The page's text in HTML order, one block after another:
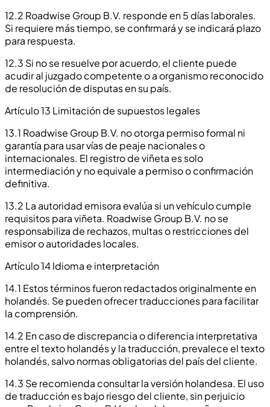
12.2 Roadwise Group B.V. responde en 5 días laborales.
Si requiere más tiempo, se confirmará y se indicará plazo
para respuesta.
12.3 Si no se resuelve por acuerdo, el cliente puede
acudir al juzgado competente o a organismo reconocido
de resolución de disputas en su país.
Artículo 13 Limitación de supuestos legales
13.1 Roadwise Group B.V. no otorga permiso formal ni
garantía para usar vías de peaje nacionales o
internacionales. El registro de viñeta es solo
intermediación y no equivale a permiso o confirmación
definitiva.
13.2 La autoridad emisora evalúa si un vehículo cumple
requisitos para viñeta. Roadwise Group B.V. no se
responsabiliza de rechazos, multas o restricciones del
emisor o autoridades locales.
Artículo 14 Idioma e interpretación
14.1 Estos términos fueron redactados originalmente en
holandés. Se pueden ofrecer traducciones para facilitar
la comprensión.
14.2 En caso de discrepancia o diferencia interpretativa
entre el texto holandés y la traducción, prevalece el texto
holandés, salvo normas obligatorias del país del cliente.
14.3 Se recomienda consultar la versión holandesa. El uso
de traducción es bajo riesgo del cliente, sin perjuicio